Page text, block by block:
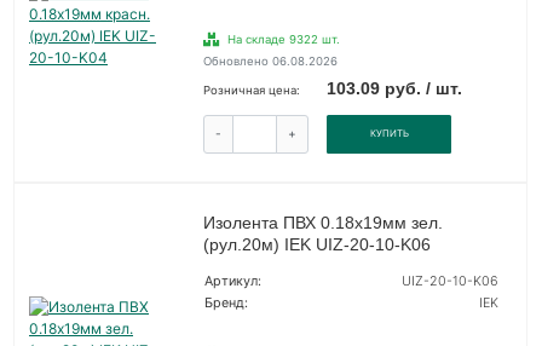
На складе 9322 шт.
Обновлено 06.08.2026
Розничная цена: 103.09 руб. / шт.
- + КУПИТЬ
Изолента ПВХ 0.18х19мм зел.
(рул.20м) IEK UIZ-20-10-K06
Артикул:
UIZ-20-10-K06
Бренд:
IEK